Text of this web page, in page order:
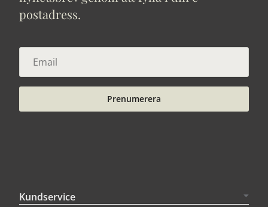
postadress.
Prenumerera
Kundservice